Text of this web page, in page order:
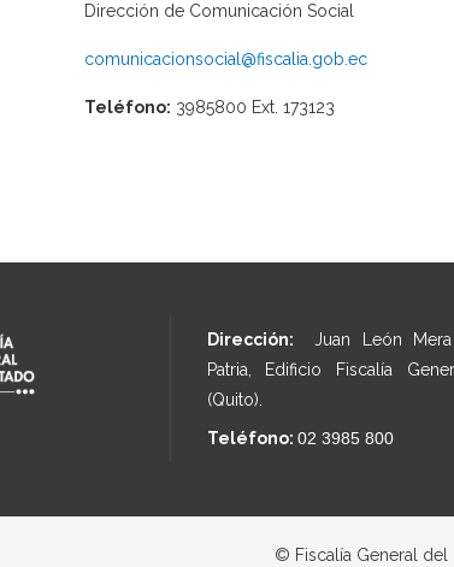
Dirección de Comunicación Social
comunicacionsocial@fiscalia.gob.ec
Teléfono: 3985800 Ext. 173123
Dirección: Juan León
Patria, Edificio Fiscalía
(Quito).
Teléfono: 02 3985 800
© Fiscalía General del